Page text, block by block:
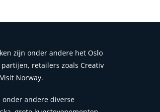
zijn onder andere het Oslo
retailers zoals Creativ
Norway.
andere diverse